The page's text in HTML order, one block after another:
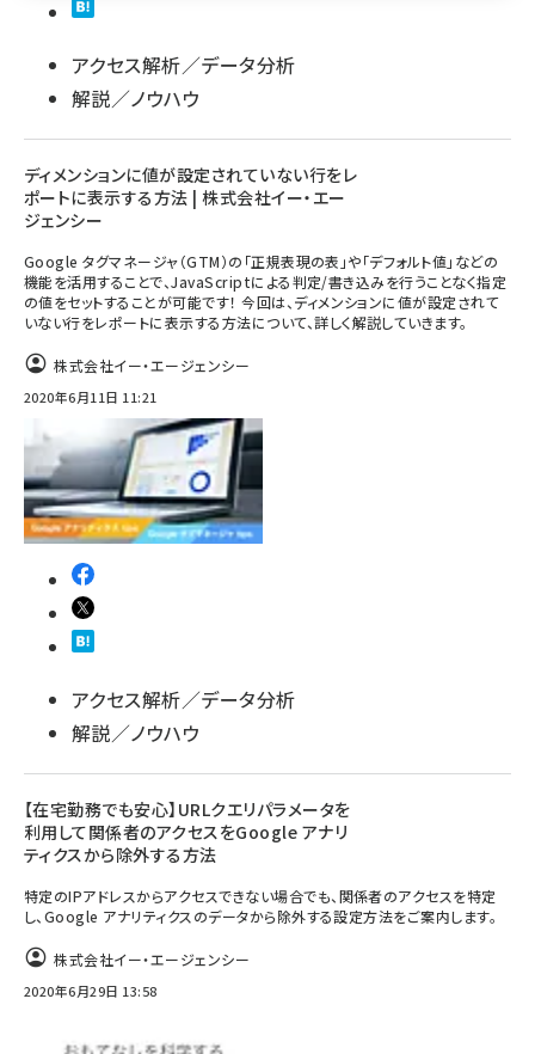
アクセス解析／データ分析
解説／ノウハウ
ディメンションに値が設定されていない行をレ
ポートに表示する方法 | 株式会社イー・エー
ジェンシー
Google タグマネージャ（GTM）の「正規表現の表」や「デフォルト値」などの
機能を活用することで、JavaScriptによる判定/書き込みを行うことなく指定
の値をセットすることが可能です！ 今回は、ディメンションに値が設定されて
いない行をレポートに表示する方法について、詳しく解説していきます。
株式会社イー・エージェンシー
2020年6月11日 11:21
アクセス解析／データ分析
解説／ノウハウ
【在宅勤務でも安心】URLクエリパラメータを
利用して関係者のアクセスをGoogle アナリ
ティクスから除外する方法
特定のIPアドレスからアクセスできない場合でも、関係者のアクセスを特定
し、Google アナリティクスのデータから除外する設定方法をご案内します。
株式会社イー・エージェンシー
2020年6月29日 13:58